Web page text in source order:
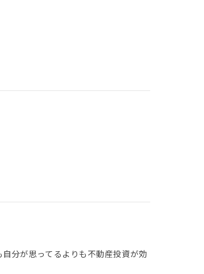
分が思ってるよりも不動産投資が効